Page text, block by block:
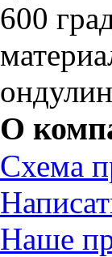
600
О
Схема
Наше